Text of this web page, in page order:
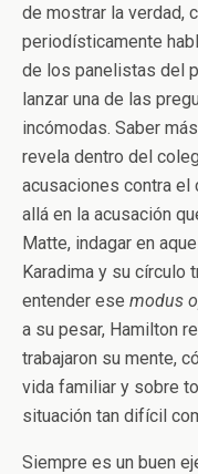
de mostrar la verdad,
periodísticamente
de los panelistas del
lanzar una de las
incómodas. Saber
revela dentro del
acusaciones contra el
allá en la acusación
Matte, indagar en
Karadima y su círculo
entender ese modus
a su pesar, Hamilton
trabajaron su mente,
vida familiar y sobre
situación tan difícil
Siempre es un buen